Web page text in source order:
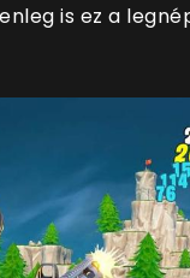
is ez a